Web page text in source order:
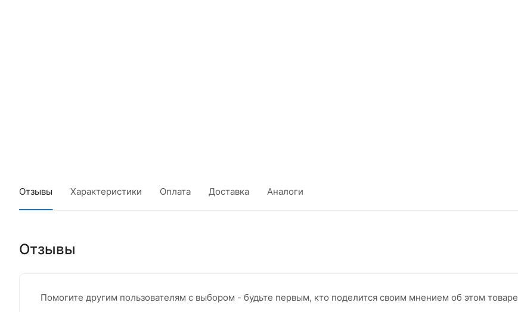
Отзывы Характеристики Оплата Доставка Аналоги
Отзывы
Помогите другим пользователям с выбором - будьте первым, кто поделится своим мнением об этом товаре